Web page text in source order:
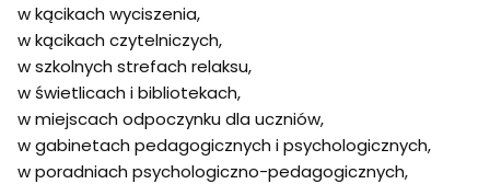
w kącikach wyciszenia,
w kącikach czytelniczych,
w szkolnych strefach relaksu,
w świetlicach i bibliotekach,
w miejscach odpoczynku dla uczniów,
w gabinetach pedagogicznych i psychologicznych,
w poradniach psychologiczno-pedagogicznych,